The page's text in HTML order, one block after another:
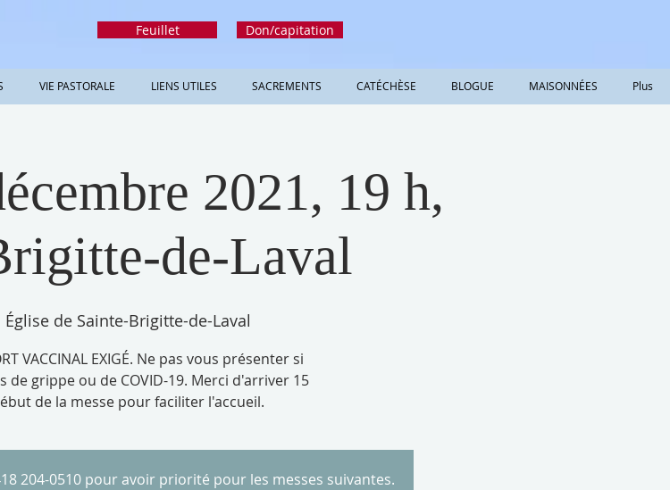
Feuillet Don/capitation
VIE PASTORALE LIENS UTILES SACREMENTS CATÉCHÈSE BLOGUE MAISONNÉES Plus
2021, 19 h,
de-Laval
Église de Sainte-Brigitte-de-Laval
VACCINAL EXIGÉ. Ne pas vous présenter si
de grippe ou de COVID-19. Merci d'arriver 15
de la messe pour faciliter l'accueil.
204-0510 pour avoir priorité pour les messes suivantes.